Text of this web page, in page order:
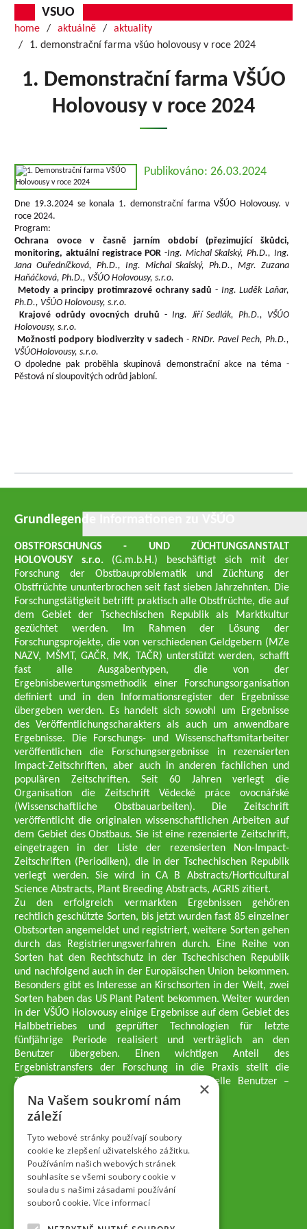
VSUO
home aktuálně
aktuality
1. demonstrační farma všúo holovousy v roce 2024
1. Demonstrační farma VŠÚO
Holovousy v roce 2024
Publikováno: 26.03.2024
Dne 19.3.2024 se konala 1. demonstrační farma VŠÚO Holovousy. v
roce 2024.
Program:
Ochrana ovoce v časně jarním období (přezimující škůdci,
monitoring, aktuální registrace POR -Ing. Michal Skalský, Ph.D., Ing.
Jana Ouředníčková, Ph.D., Ing. Michal Skalský, Ph.D., Mgr. Zuzana
Haňáčková, Ph.D., VŠÚO Holovousy, s.r.o.
Metody a principy protimrazové ochrany sadů - Ing. Luděk Laňar,
Ph.D., VŠÚO Holovousy, s.r.o.
Krajové odrůdy ovocných druhů - Ing. Jiří Sedlák, Ph.D., VŠÚO
Holovousy, s.r.o.
Možnosti podpory biodiverzity v sadech - RNDr. Pavel Pech, Ph.D.,
VŠÚOHolovousy, s.r.o.
O dpoledne pak proběhla skupinová demonstrační akce na téma -
Pěstová ní sloupovitých odrůd jabloní.
Grundlegende Informationen zu VŠÚO
OBSTFORSCHUNGS - UND ZÜCHTUNGSANSTALT
HOLOVOUSY s.r.o. (G.m.b.H.) beschäftigt sich mit der
Forschung der Obstbauproblematik und Züchtung der
Obstfrüchte ununterbrochen seit fast sieben Jahrzehnten. Die
Forschungstätigkeit betrifft praktisch alle Obstfrüchte, die auf
dem Gebiet der Tschechischen Republik als Marktkultur
gezüchtet werden. Im Rahmen der Lösung der
Forschungsprojekte, die von verschiedenen Geldgebern (MZe
NAZV, MŠMT, GAČR, MK, TAČR) unterstützt werden, schafft
fast alle Ausgabentypen, die von der
Ergebnisbewertungsmethodik einer Forschungsorganisation
definiert und in den Informationsregister der Ergebnisse
übergeben werden. Es handelt sich sowohl um Ergebnisse
des Veröffentlichungscharakters als auch um anwendbare
Ergebnisse. Die Forschungs- und Wissenschaftsmitarbeiter
veröffentlichen die Forschungsergebnisse in rezensierten
Impact-Zeitschriften, aber auch in anderen fachlichen und
populären Zeitschriften. Seit 60 Jahren verlegt die
Organisation die Zeitschrift Vědecké práce ovocnářské
(Wissenschaftliche Obstbauarbeiten). Die Zeitschrift
veröffentlicht die originalen wissenschaftlichen Arbeiten auf
dem Gebiet des Obstbaus. Sie ist eine rezensierte Zeitschrift,
eingetragen in der Liste der rezensierten Non-Impact-
Zeitschriften (Periodiken), die in der Tschechischen Republik
verlegt werden. Sie wird in CA B Abstracts/Horticultural
Science Abstracts, Plant Breeding Abstracts, AGRIS zitiert.
Zu den erfolgreich vermarkten Ergebnissen gehören
rechtlich geschützte Sorten, bis jetzt wurden fast 85 einzelner
Obstsorten angemeldet und registriert, weitere Sorten gehen
durch das Registrierungsverfahren durch. Eine Reihe von
Sorten hat den Rechtschutz in der Tschechischen Republik
und nachfolgend auch in der Europäischen Union bekommen.
Besonders gibt es Interesse an Kirschsorten in der Welt, zwei
Sorten haben das US Plant Patent bekommen. Weiter wurden
in der VŠÚO Holovousy einige Ergebnisse auf dem Gebiet des
Halbbetriebes und geprüfter Technologien für letzte
fünfjährige Periode realisiert und verträglich an den
Benutzer übergeben. Einen wichtigen Anteil des
Ergebnistransfers der Forschung in die Praxis stellt die
Züchtungsmethodik dar, die an professionelle Benutzer –
professionelle Obstzüchter übergeben wird.
Geschäftsführer der Gesellschaft
Dipl.-Ing. Tomáš Zmeškal
Dipl.-Ing. Jaroslav Vácha
Gesellschafter
Dipl.-Ing. Jan Blažek, CS c.
Dipl.-Ing. Josef Kosina, CS c.
Dipl.-Ing. Václav Ludvík
×
Na Vašem soukromí nám
záleží
Tyto webové stránky používají soubory
cookie ke zlepšení uživatelského zážitku.
Používáním našich webových stránek
souhlasíte se všemi soubory cookie v
souladu s našimi zásadami používání
souborů cookie. Více informací